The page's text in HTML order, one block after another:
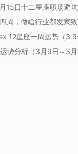
15日十二星座职场避
周，做啥行业都发家
12星座一周运势（
势分析（3月9日～3月